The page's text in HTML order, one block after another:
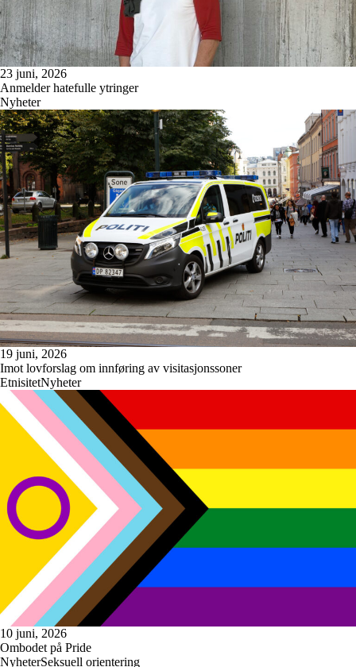
23 juni, 2026
Anmelder hatefulle ytringer
Nyheter
19 juni, 2026
Imot lovforslag om innføring av visitasjonssoner
EtnisitetNyheter
10 juni, 2026
Ombodet på Pride
NyheterSeksuell orientering